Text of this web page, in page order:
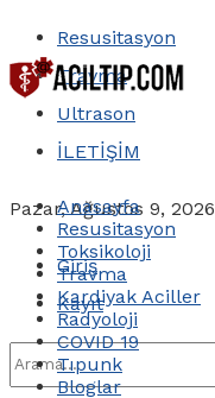
Resusitasyon
Travma
Ultrason
İLETİŞİM
Pazar, Ağustos 9, 2026
Giriş
Kayıt
Anasayfa
Resusitasyon
Toksikoloji
Travma
Kardiyak Aciller
Radyoloji
COVID 19
Tıpunk
Bloglar